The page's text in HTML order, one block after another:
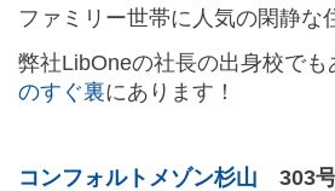
ファミリー世帯に人気の閑静な
弊社LibOneの社長の出身校でも
のすぐ裏にあります！
コンフォルトメゾン杉山 303